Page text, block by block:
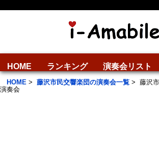
HOME ランキング 演奏会リスト
HOME > 藤沢市民交響楽団の演奏会一覧 > 藤沢
演奏会